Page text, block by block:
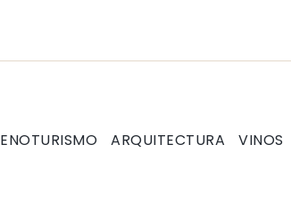
ENOTURISMO ARQUITECTURA VINOS